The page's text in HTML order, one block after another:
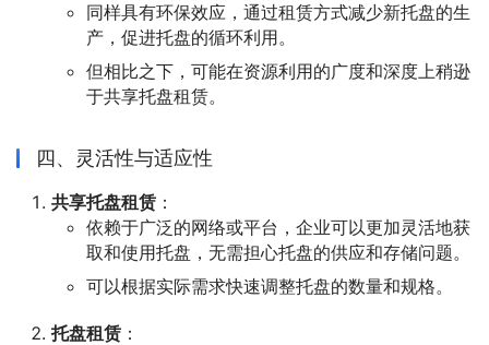
同样具有环保效应，通过租赁方式减少新托盘的生
产，促进托盘的循环利用。
但相比之下，可能在资源利用的广度和深度上稍逊
于共享托盘租赁。
四、灵活性与适应性
共享托盘租赁 ：
依赖于广泛的网络或平台，企业可以更加灵活地获
取和使用托盘，无需担心托盘的供应和存储问题。
可以根据实际需求快速调整托盘的数量和规格。
托盘租赁 ：